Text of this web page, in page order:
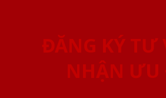
ĐĂNG KÝ TƯ
NHẬN